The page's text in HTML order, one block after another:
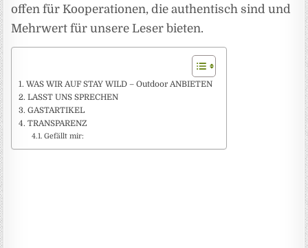
offen für Kooperationen, die authentisch sind und
Mehrwert für unsere Leser bieten.
WAS WIR AUF STAY WILD – Outdoor ANBIETEN
LASST UNS SPRECHEN
GASTARTIKEL
TRANSPARENZ
Gefällt mir: